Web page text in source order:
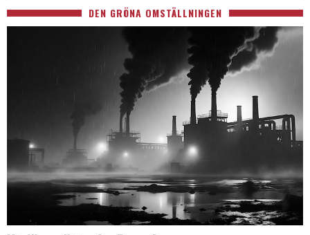
DEN GRÖNA OMSTÄLLNINGEN